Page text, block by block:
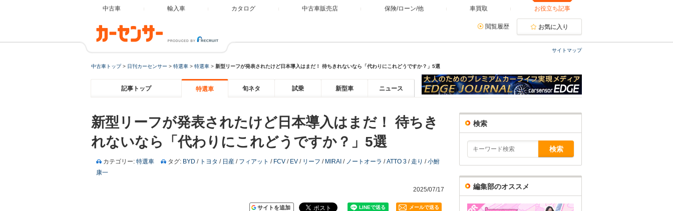
中古車 輸入車 カタログ 中古車販売店 保険/ローン/他 車買取 お役立ち記事
閲覧履歴 お気に入り
サイトマップ
中古車トップ> 日刊カーセンサー > 特選車 > 特選車 > 新型リーフが発表されたけど日本導入はまだ！ 待ちきれないなら「代わりにこれどうですか？」5選
記事トップ 特選車 旬ネタ 試乗 新型車 ニュース
新型リーフが発表されたけど日本導入はまだ！ 待ちき
れないなら「代わりにこれどうですか？」5選
カテゴリー: 特選車 タグ: BYD / トヨタ / 日産 / フィアット / FCV / EV / リーフ / MIRAI / ノートオーラ /ATTO 3 / 走り /小鮒
康一
2025/07/17
サイトを追加 メールで送る
検索
編集部のオススメ